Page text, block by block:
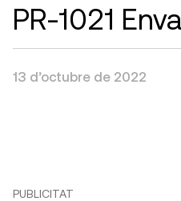
PR-1021
13 d’octubre de 2022
PUBLICITAT